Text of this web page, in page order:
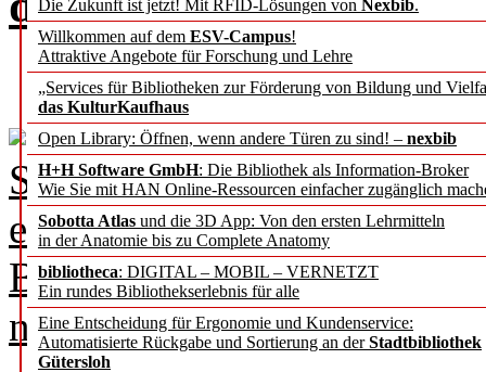
Die Zukunft ist jetzt! Mit RFID-Lösungen von Nexbib.
Willkommen auf dem ESV-Campus!
Attraktive Angebote für Forschung und Lehre
„Services für Bibliotheken zur Förderung von Bildung und
das KulturKaufhaus
Open Library: Öffnen, wenn andere Türen zu sind! – nexbib
H+H Software GmbH: Die Bibliothek als Information-Broker
Wie Sie mit HAN Online-Ressourcen einfacher zugänglich
Sobotta Atlas und die 3D App: Von den ersten Lehrmitteln
in der Anatomie bis zu Complete Anatomy
bibliotheca: DIGITAL – MOBIL – VERNETZT
Ein rundes Bibliothekserlebnis für alle
Eine Entscheidung für Ergonomie und Kundenservice:
Automatisierte Rückgabe und Sortierung an derStadtbibliothek
Gütersloh
Schlussapplaus mit dem
erfolgreiche Tagung geht
Beteiligten und
nächsten Mal!